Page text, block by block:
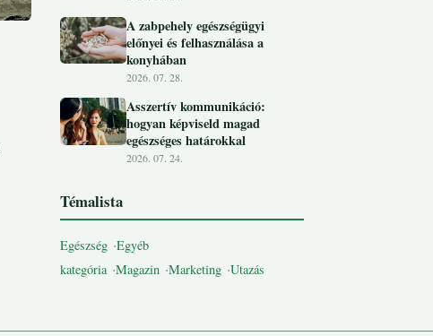
A zabpehely egészségügyi
előnyei és felhasználása a
konyhában
2026. 07. 28.
Asszertív kommunikáció:
hogyan képviseld magad
egészséges határokkal
2026. 07. 24.
Témalista
Egészség Egyéb
kategória Magazin Marketing Utazás